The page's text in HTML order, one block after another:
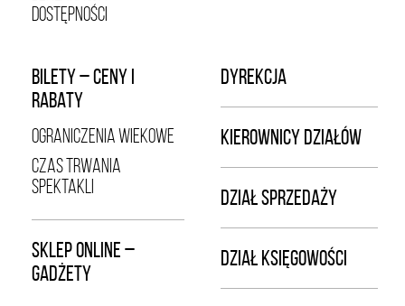
DOSTĘPNOŚCI
BILETY – CENY I
RABATY
OGRANICZENIA WIEKOWE
CZAS TRWANIA
SPEKTAKLI
SKLEP ONLINE –
GADŻETY
DYREKCJA
KIEROWNICY DZIAŁÓW
DZIAŁ SPRZEDAŻY
DZIAŁ KSIĘGOWOŚCI